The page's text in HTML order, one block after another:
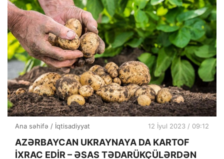
Ana səhifə / İqtisadiyyat 12 İyul 2023 / 09:12
AZƏRBAYCAN UKRAYNAYA DA KARTOF
İXRAC EDİR – ƏSAS TƏDARÜKÇÜLƏRDƏN